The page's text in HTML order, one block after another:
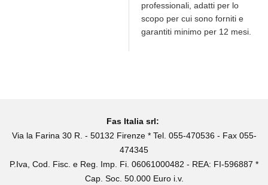
professionali, adatti per lo
scopo per cui sono forniti e
garantiti minimo per 12 mesi.
Fas Italia srl:
Via la Farina 30 R. - 50132 Firenze * Tel. 055-470536 - Fax 055-
474345
P.Iva, Cod. Fisc. e Reg. Imp. Fi. 06061000482 - REA: FI-596887 *
Cap. Soc. 50.000 Euro i.v.